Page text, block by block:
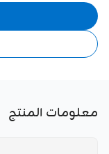
معلومات المنتج